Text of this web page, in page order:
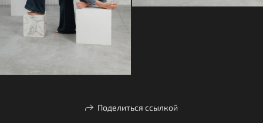
Поделиться ссылкой